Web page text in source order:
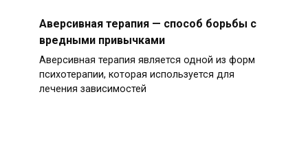
Аверсивная терапия — способ борьбы с
вредными привычками
Аверсивная терапия является одной из форм
психотерапии, которая используется для
лечения зависимостей